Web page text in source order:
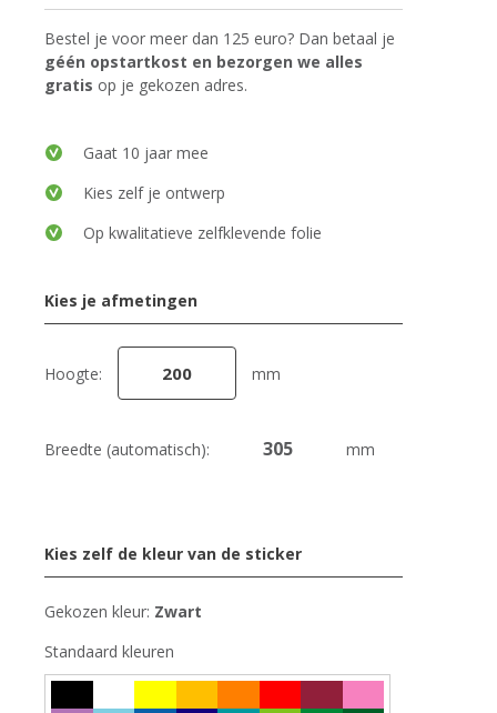
Bestel je voor meer dan 125 euro? Dan betaal je
géén opstartkost en bezorgen we alles
gratis op je gekozen adres.
Gaat 10 jaar mee
Kies zelf je ontwerp
Op kwalitatieve zelfklevende folie
Kies je afmetingen
Hoogte: mm
Breedte (automatisch): mm
Kies zelf de kleur van de sticker
Gekozen kleur: Zwart
Standaard kleuren